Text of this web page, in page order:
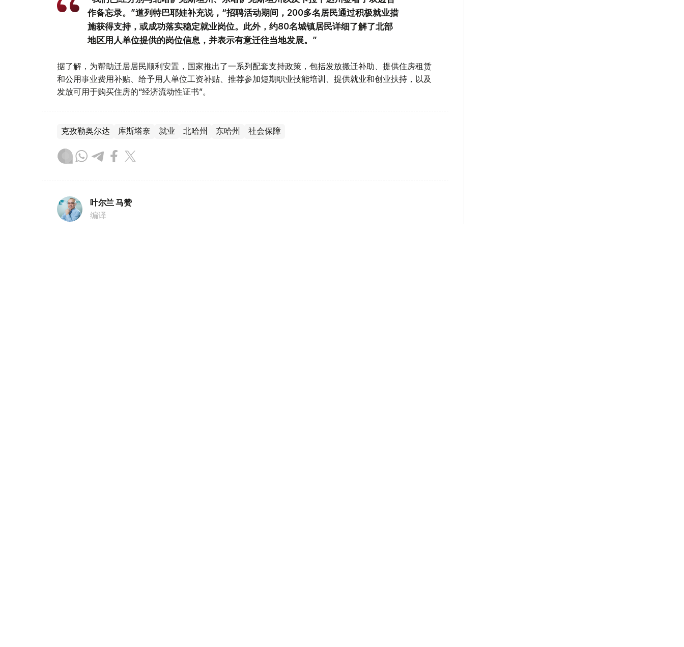
作备忘录。”道列特巴耶娃补充说，“招聘活动期间，200多名居民通过积极就业措
施获得支持，或成功落实稳定就业岗位。此外，约80名城镇居民详细了解了北部
地区用人单位提供的岗位信息，并表示有意迁往当地发展。”
据了解，为帮助迁居居民顺利安置，国家推出了一系列配套支持政策，包括发放搬迁补助、提供住房租赁
和公用事业费用补贴、给予用人单位工资补贴、推荐参加短期职业技能培训、提供就业和创业扶持，以及
发放可用于购买住房的“经济流动性证书”。
克孜勒奥尔达 库斯塔奈 就业 北哈州 东哈州 社会保障
叶尔兰 马赞
编译